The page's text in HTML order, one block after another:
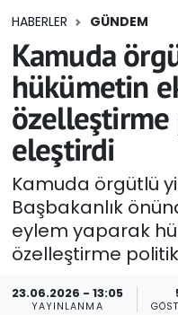
HABERLER GÜNDEM
Kamuda
hükümetin
özelleştirme
eleştirdi
Kamuda örgütlü
Başbakanlık
eylem yaparak
özelleştirme
23.06.2026 - 13:05
YAYINLANMA
Eğitim
Ekonomi
Foto Galeri
GEZİ
Güncel
Gündem
KKTC
Tüm Manşetler
Son Dakika
Haber Arşivi